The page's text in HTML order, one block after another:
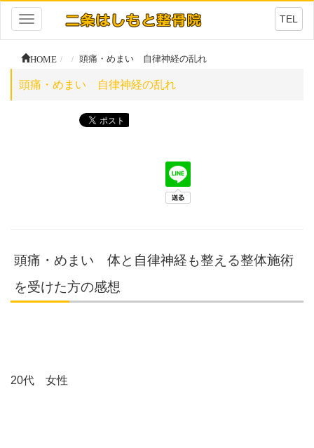
Toggle
navigation
TEL
HOME 頭痛・めまい 自律神経の乱れ
頭痛・めまい 自律神経の乱れ
頭痛・めまい 体と自律神経も整える整体施術
を受けた方の感想
20代 女性